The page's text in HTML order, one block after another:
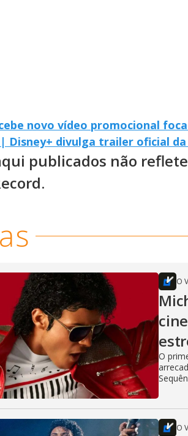
novo vídeo promocional
Disney+ divulga trailer oficial
publicados não
O
O
O